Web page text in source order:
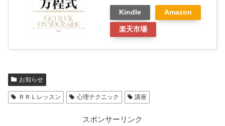
Kindle Amazon
楽天市場
お知らせ
ＲＲＬレッスン 心理テクニック 講座
スポンサーリンク